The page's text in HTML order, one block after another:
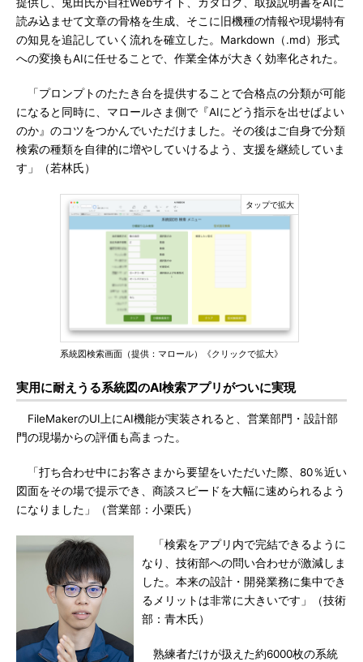
読み込ませて文章の骨格を生成、そこに旧機種の情報や現場特有
の知見を追記していく流れを確立した。Markdown（.md）形式
への変換もAIに任せることで、作業全体が大きく効率化された。
「プロンプトのたたき台を提供することで合格点の分類が可能
になると同時に、マロールさま側で『AIにどう指示を出せばよい
のか』のコツをつかんでいただけました。その後はご自身で分類
検索の種類を自律的に増やしていけるよう、支援を継続していま
す」（若林氏）
系統図検索画面（提供：マロール）《クリックで拡大》
実用に耐えうる系統図のAI検索アプリがついに実現
FileMakerのUI上にAI機能が実装されると、営業部門・設計部
門の現場からの評価も高まった。
「打ち合わせ中にお客さまから要望をいただいた際、80％近い
図面をその場で提示でき、商談スピードを大幅に速められるよう
になりました」（営業部：小栗氏）
「検索をアプリ内で完結できるように
なり、技術部への問い合わせが激減しま
した。本来の設計・開発業務に集中でき
るメリットは非常に大きいです」（技術
部：青木氏）
熟練者だけが扱えた約6000枚の系統